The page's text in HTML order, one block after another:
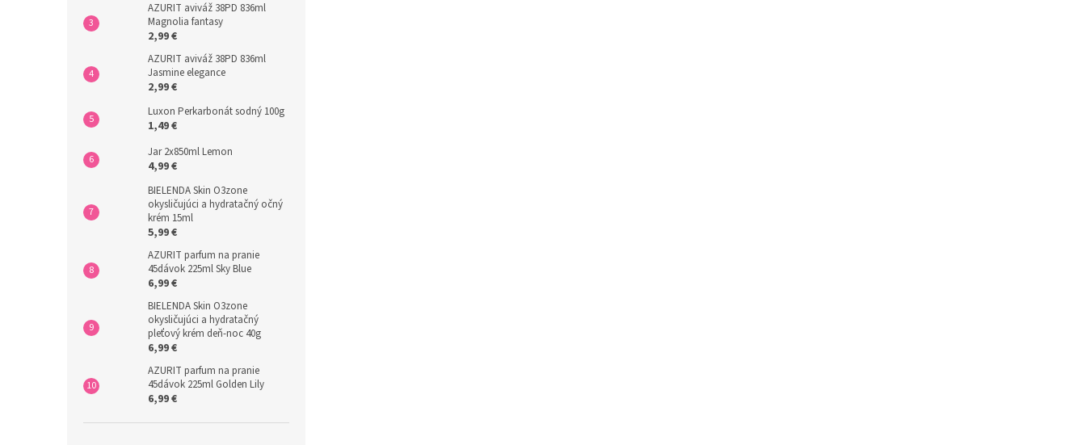
AZURIT aviváž 38PD 836ml
Magnolia fantasy
2,99 €
AZURIT aviváž 38PD 836ml
Jasmine elegance
2,99 €
Luxon Perkarbonát sodný 100g
1,49 €
Jar 2x850ml Lemon
4,99 €
BIELENDA Skin O3zone
okysličujúci a hydratačný očný
krém 15ml
5,99 €
AZURIT parfum na pranie
45dávok 225ml Sky Blue
6,99 €
BIELENDA Skin O3zone
okysličujúci a hydratačný
pleťový krém deň-noc 40g
6,99 €
AZURIT parfum na pranie
45dávok 225ml Golden Lily
6,99 €